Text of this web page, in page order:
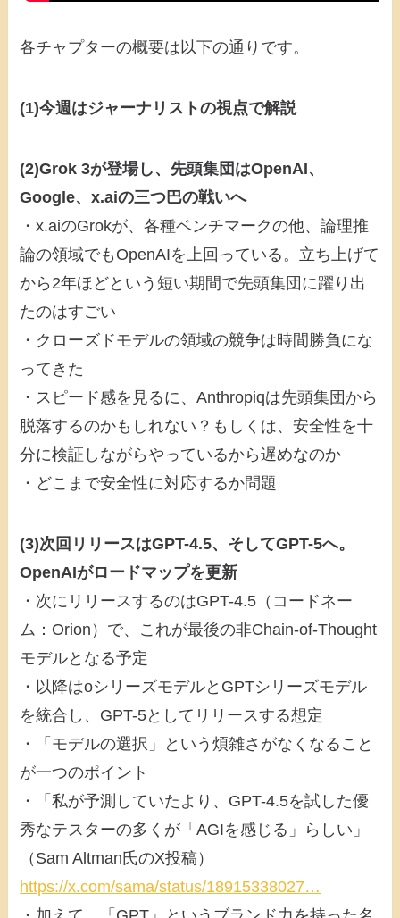
各チャプターの概要は以下の通りです。
(1)今週はジャーナリストの視点で解説
(2)Grok 3が登場し、先頭集団はOpenAI、
Google、x.aiの三つ巴の戦いへ
・x.aiのGrokが、各種ベンチマークの他、論理推
論の領域でもOpenAIを上回っている。立ち上げて
から2年ほどという短い期間で先頭集団に躍り出
たのはすごい
・クローズドモデルの領域の競争は時間勝負にな
ってきた
・スピード感を見るに、Anthropiqは先頭集団から
脱落するのかもしれない？もしくは、安全性を十
分に検証しながらやっているから遅めなのか
・どこまで安全性に対応するか問題
(3)次回リリースはGPT-4.5、そしてGPT-5へ。
OpenAIがロードマップを更新
・次にリリースするのはGPT-4.5（コードネー
ム：Orion）で、これが最後の非Chain-of-Thought
モデルとなる予定
・以降はoシリーズモデルとGPTシリーズモデル
を統合し、GPT-5としてリリースする想定
・「モデルの選択」という煩雑さがなくなること
が一つのポイント
・「私が予測していたより、GPT-4.5を試した優
秀なテスターの多くが「AGIを感じる」らしい」
（Sam Altman氏のX投稿）
https://x.com/sama/status/18915338027…